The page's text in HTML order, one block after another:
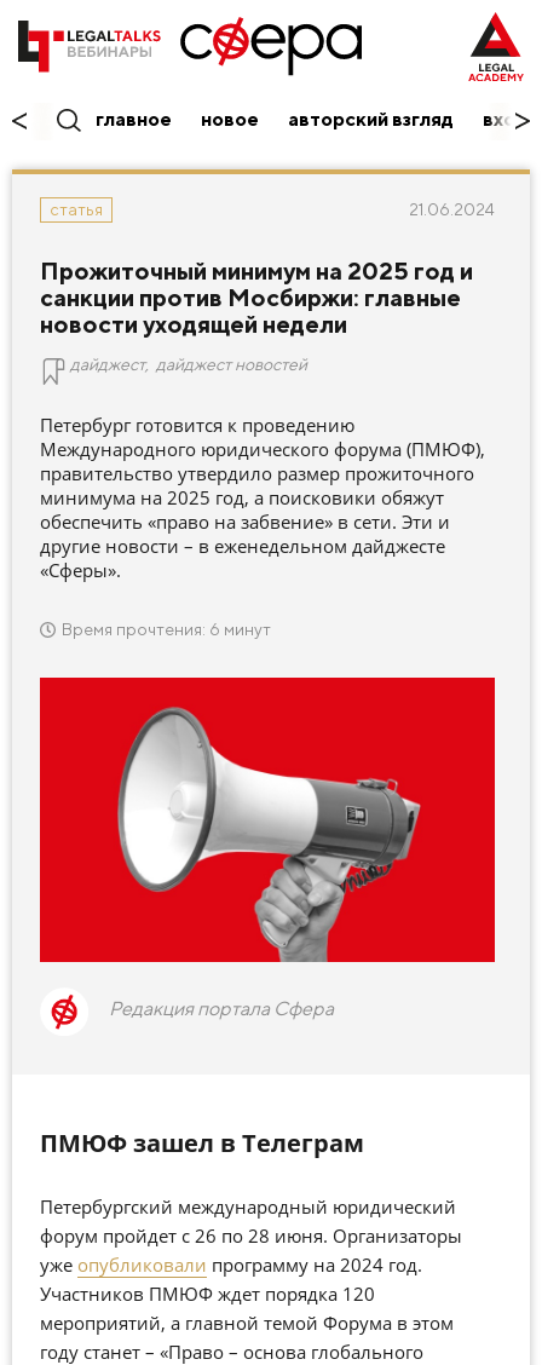
главное новое авторский взгляд вход/
статья 21.06.2024
Прожиточный минимум на 2025 год и
санкции против Мосбиржи: главные
новости уходящей недели
дайджест, дайджест новостей
Петербург готовится к проведению
Международного юридического форума (ПМЮФ),
правительство утвердило размер прожиточного
минимума на 2025 год, а поисковики обяжут
обеспечить «право на забвение» в сети. Эти и
другие новости – в еженедельном дайджесте
«Сферы».
Время прочтения: 6 минут
Редакция портала Сфера
ПМЮФ зашел в Телеграм
Петербургский международный юридический
форум пройдет с 26 по 28 июня. Организаторы
уже опубликовали программу на 2024 год.
Участников ПМЮФ ждет порядка 120
мероприятий, а главной темой Форума в этом
году станет – «Право – основа глобального